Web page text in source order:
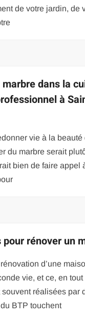
de votre jardin, de
dans la
à
vie à la beauté
du marbre serait
bien de faire appel
pour rénover un
d’une
vie, et ce, en
réalisées par
BTP touchent